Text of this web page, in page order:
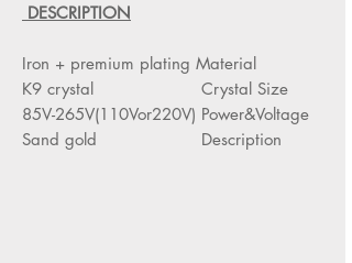
DESCRIPTION
Material
Iron + premium plating
Crystal Size
K9 crystal
Power&Voltage
85V-265V(110Vor220V)
Description
Sand gold